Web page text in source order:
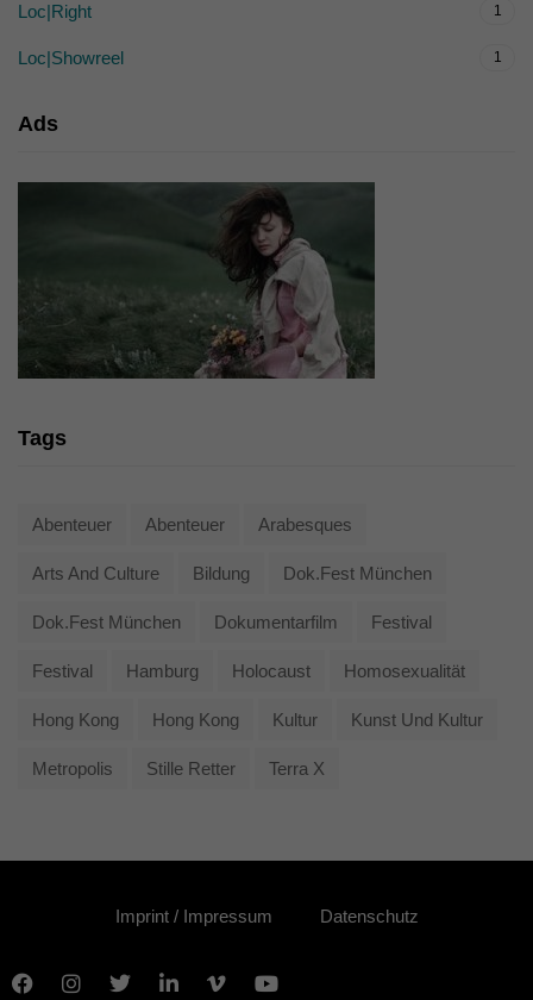
Loc|Right 1
Loc|Showreel 1
Ads
Tags
Abenteuer Abenteuer Arabesques
Arts And Culture Bildung Dok.fest München
Dok.fest München Dokumentarfilm Festival
Festival Hamburg Holocaust Homosexualität
Hong Kong Hong Kong Kultur Kunst Und Kultur
Metropolis Stille Retter Terra X
Imprint / Impressum Datenschutz